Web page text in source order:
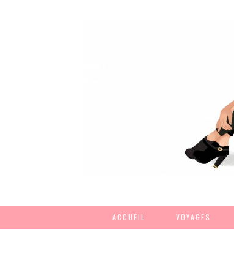
ACCUEIL VOYAGES